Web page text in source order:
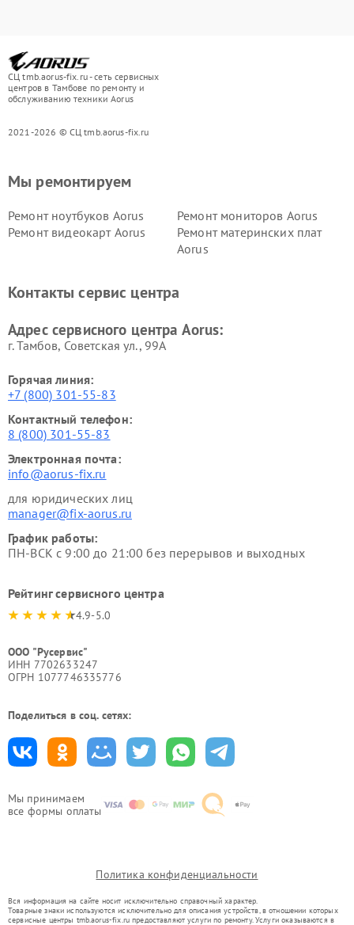
СЦ tmb.aorus-fix.ru - сеть сервисных
центров в Тамбове по ремонту и
обслуживанию техники Aorus
2021-2026 © СЦ tmb.aorus-fix.ru
Мы принимаем
все формы оплаты
Мы ремонтируем
Ремонт ноутбуков Aorus
Ремонт мониторов Aorus
Ремонт видеокарт Aorus
Ремонт материнских плат
Aorus
Контакты сервис центра
Адрес сервисного центра Aorus:
г. Тамбов, Советская ул., 99А
Горячая линия:
+7 (800) 301-55-83
Контактный телефон:
8 (800) 301-55-83
Электронная почта:
info@aorus-fix.ru
для юридических лиц
manager@fix-aorus.ru
График работы:
ПН-ВСК с 9:00 до 21:00 без перерывов и выходных
Рейтинг сервисного центра
4.9-5.0
ООО "Русервис"
ИНН 7702633247
ОГРН 1077746335776
Поделиться в соц. сетях:
Политика конфиденциальности
Вся информация на сайте носит исключительно справочный характер.
Товарные знаки используются исключительно для описания устройств, в отношении которых
сервисные центры tmb.aorus-fix.ru предоставляют услуги по ремонту. Услуги оказываются в